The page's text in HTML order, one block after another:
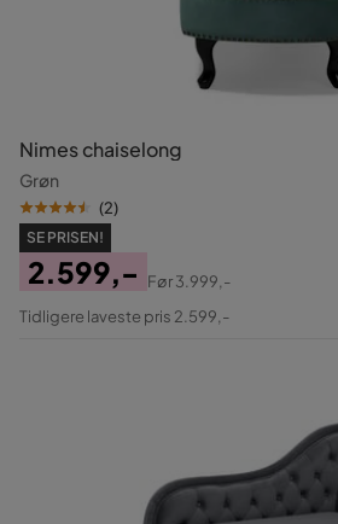
Nimes chaiselong
Grøn
(2)
SE PRISEN!
Pris
2.599,-
Original
Før3.999,-
Tidligere laveste pris 2.599,-